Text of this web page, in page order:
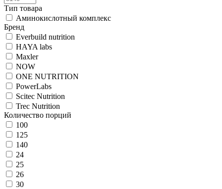
Тип товара
Аминокислотный комплекс
Бренд
Everbuild nutrition
HAYA labs
Maxler
NOW
ONE NUTRITION
PowerLabs
Scitec Nutrition
Trec Nutrition
Количество порций
100
125
140
24
25
26
30